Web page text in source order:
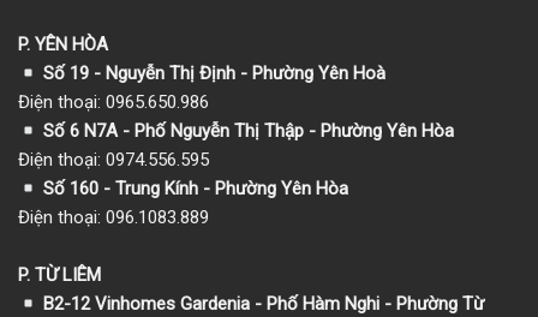
P. YÊN HÒA
Số 19 - Nguyễn Thị Định - Phường Yên Hoà
Điện thoại: 0965.650.986
Số 6 N7A - Phố Nguyễn Thị Thập - Phường Yên Hòa
Điện thoại: 0974.556.595
Số 160 - Trung Kính - Phường Yên Hòa
Điện thoại: 096.1083.889
P. TỪ LIÊM
B2-12 Vinhomes Gardenia - Phố Hàm Nghi - Phường Từ